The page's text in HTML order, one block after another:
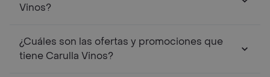
Vinos?
¿Cuáles son las ofertas y promociones que
tiene Carulla Vinos?